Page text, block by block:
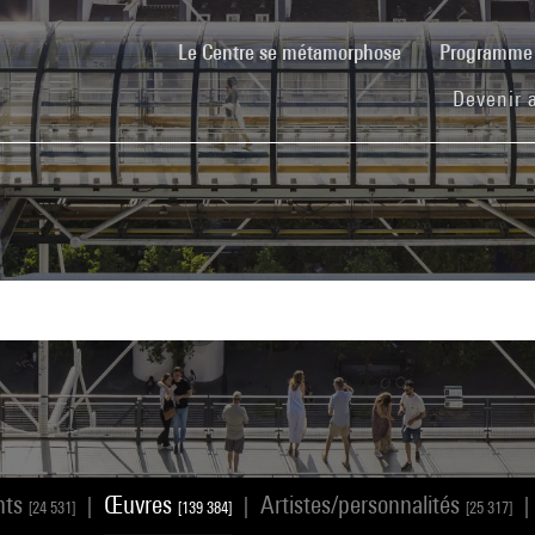
Le Centre se métamorphose(current)
Devenir
[24 531] Œuvres [139 384] Artistes/personnalités [25 317]